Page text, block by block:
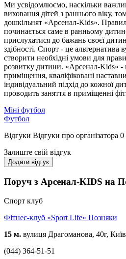
Ми усвідомлюємо, наскільки
виховання дітей з раннього віку,
дошкільнят «Арсенал-Kids».
починається саме в ранньому
прислухатися до бажань своєї
здібності. Спорт - це альтернатива
створити необхідні умови для
розвитку дитини. «Арсенал-Kids» -
приміщення, кваліфіковані
індивідуальний підхід до кожної
проводить заняття в приміщенні
Міні футбол
Футбол
Відгуки Відгуки про організатора 0
Залиште свій відгук
Додати відгук
Поруч з Арсенал-KIDS на
Спорт клуб
Фітнес-клуб «Sport Life» Позняки
15 м. вулиця Драгоманова, 40г, Київ
(044) 364-51-51